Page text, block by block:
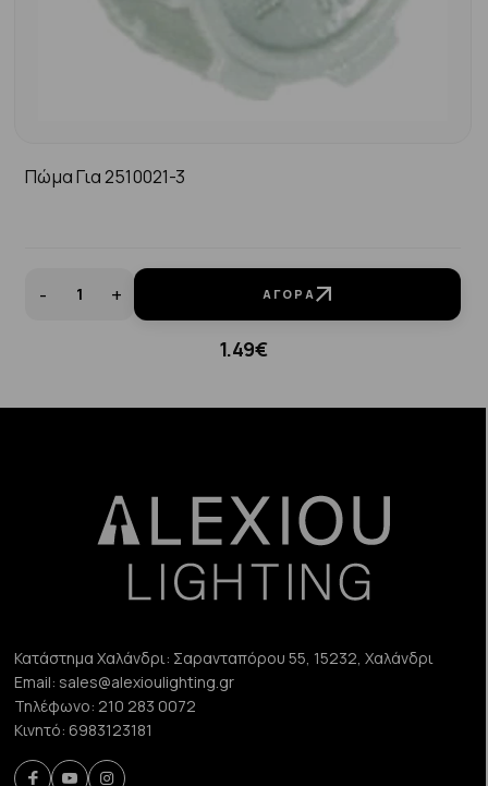
Πώμα Για 2510021-3
- + ΑΓΟΡΆ
1.49€
Κατάστημα Χαλάνδρι: Σαρανταπόρου 55, 15232, Χαλάνδρι
Email: sales@alexioulighting.gr
Τηλέφωνο: 210 283 0072
Κινητό: 6983123181